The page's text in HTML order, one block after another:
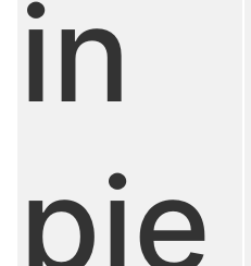
in
pie